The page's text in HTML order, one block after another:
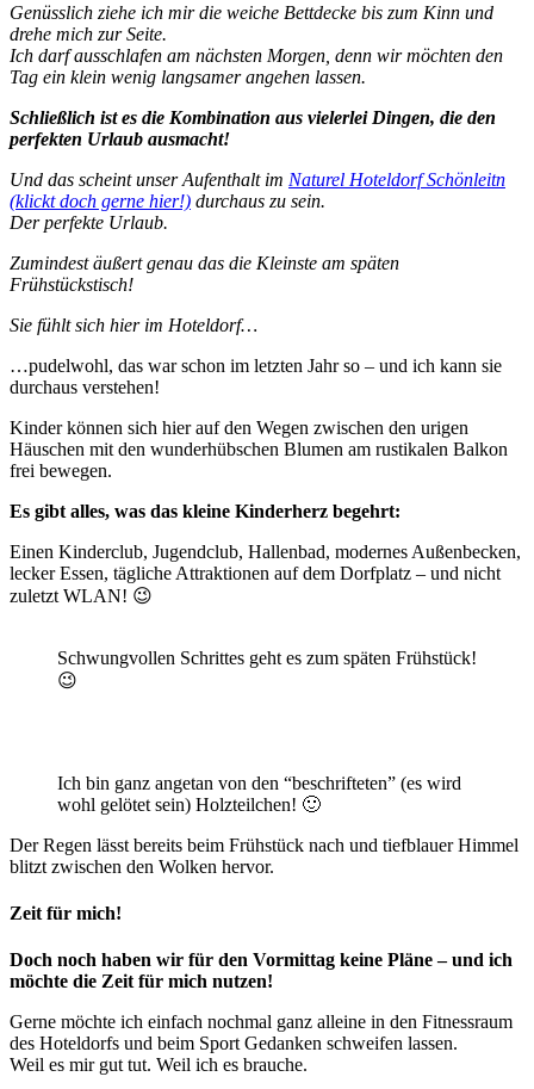
Genüsslich ziehe ich mir die weiche Bettdecke bis zum Kinn und
drehe mich zur Seite.
Ich darf ausschlafen am nächsten Morgen, denn wir möchten den
Tag ein klein wenig langsamer angehen lassen.
Schließlich ist es die Kombination aus vielerlei Dingen, die den
perfekten Urlaub ausmacht!
Und das scheint unser Aufenthalt im Naturel Hoteldorf Schönleitn
(klickt doch gerne hier!) durchaus zu sein.
Der perfekte Urlaub.
Zumindest äußert genau das die Kleinste am späten
Frühstückstisch!
Sie fühlt sich hier im Hoteldorf…
…pudelwohl, das war schon im letzten Jahr so – und ich kann sie
durchaus verstehen!
Kinder können sich hier auf den Wegen zwischen den urigen
Häuschen mit den wunderhübschen Blumen am rustikalen Balkon
frei bewegen.
Es gibt alles, was das kleine Kinderherz begehrt:
Einen Kinderclub, Jugendclub, Hallenbad, modernes Außenbecken,
lecker Essen, tägliche Attraktionen auf dem Dorfplatz – und nicht
zuletzt WLAN! 😉
Schwungvollen Schrittes geht es zum späten Frühstück!
😉
Ich bin ganz angetan von den “beschrifteten” (es wird
wohl gelötet sein) Holzteilchen! 🙂
Der Regen lässt bereits beim Frühstück nach und tiefblauer Himmel
blitzt zwischen den Wolken hervor.
Zeit für mich!
Doch noch haben wir für den Vormittag keine Pläne – und ich
möchte die Zeit für mich nutzen!
Gerne möchte ich einfach nochmal ganz alleine in den Fitnessraum
des Hoteldorfs und beim Sport Gedanken schweifen lassen.
Weil es mir gut tut. Weil ich es brauche.